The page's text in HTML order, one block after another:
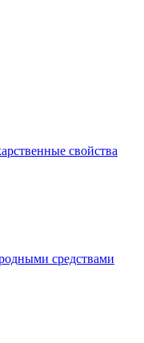
свойства
средствами